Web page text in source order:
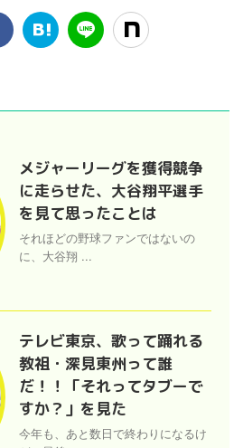
メジャーリーグを獲得競争
に走らせた、大谷翔平選手
を見て思ったことは
それほどの野球ファンではないの
に、大谷翔 ...
テレビ東京、歌って踊れる
教祖・深見東州って誰
だ！！「それってタブーで
すか？」を見た
今年も、あと数日で終わりになるけ